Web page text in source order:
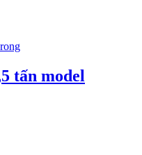
tấn model